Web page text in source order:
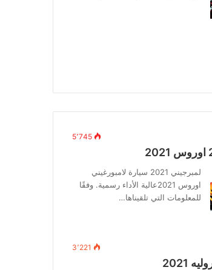
5٬745
لمبرجيني 2021 سيارة لامبورغيني
اوروس 2021عالية الأداء رسمية. وفقًا
للمعلومات التي تلقيناها…
3٬221